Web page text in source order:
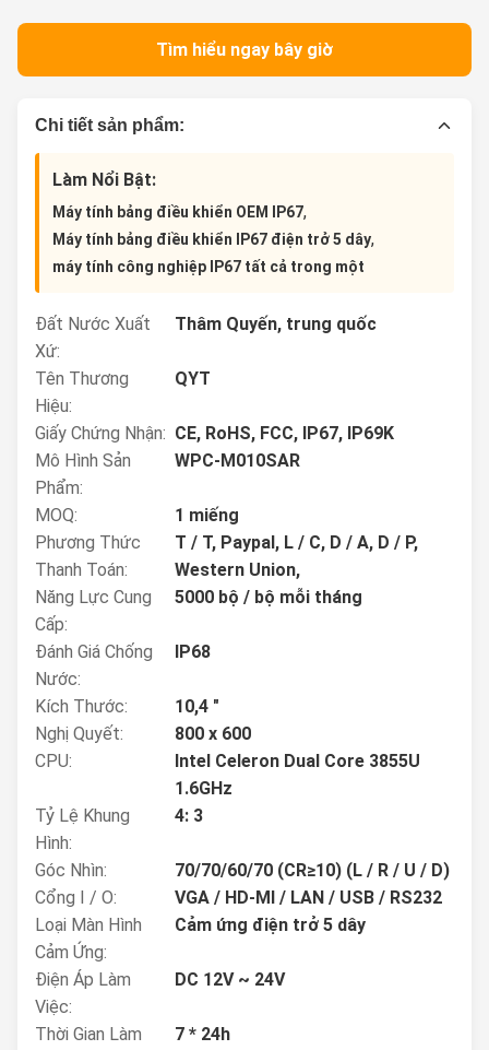
Tìm hiểu ngay bây giờ
Chi tiết sản phẩm:
Làm Nổi Bật:
Máy tính bảng điều khiển OEM IP67,
Máy tính bảng điều khiển IP67 điện trở 5 dây,
máy tính công nghiệp IP67 tất cả trong một
Đất Nước Xuất
Xứ:
Thâm Quyến, trung quốc
Tên Thương
Hiệu:
QYT
Giấy Chứng Nhận: CE, RoHS, FCC, IP67, IP69K
Mô Hình Sản
Phẩm:
WPC-M010SAR
MOQ:
1 miếng
Phương Thức
Thanh Toán:
T / T, Paypal, L / C, D / A, D / P,
Western Union,
Năng Lực Cung
Cấp:
5000 bộ / bộ mỗi tháng
Đánh Giá Chống
Nước:
IP68
Kích Thước:
10,4 "
Nghị Quyết:
800 x 600
CPU:
Intel Celeron Dual Core 3855U
1.6GHz
Tỷ Lệ Khung
Hình:
4: 3
Góc Nhìn:
70/70/60/70 (CR≥10) (L / R / U / D)
Cổng I / O:
VGA / HD-MI / LAN / USB / RS232
Loại Màn Hình
Cảm Ứng:
Cảm ứng điện trở 5 dây
Điện Áp Làm
Việc:
DC 12V ~ 24V
Thời Gian Làm
7 * 24h